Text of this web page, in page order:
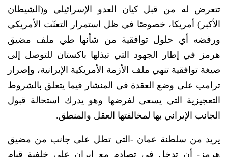
تتعرض له من قبل كيان العدو الإسرائيلي و(الشيطان
الأكبر) أمريكا، خصوصًا في ظل استمرار التعنّت الأمريكي
ورفضه أي حلول توافقية من شأنها طي ملف مضيق
هرمز في إطار الجهود التي تبذلها باكستان للتوصل إلى
صيغة توافقية تنهي ملف الأزمة الأمريكية الإيرانية، وإصرار
ترامب على وضع العقدة في المنشار فيما يتعلق بالشروط
التعجيزية التي يسعى لفرضها وهو يدرك استحالة قبول
الجانب الإيراني بها لمخالفتها العقل والمنطق.
يريد من سلطنة عمان -التي تطل على جانب من مضيق
هرمز- أن تدخل في تصادم مع إيران على خلفية قيام